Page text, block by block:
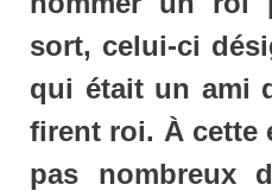
sort, celui-ci
qui était un ami
firent roi. À cette
pas nombreux